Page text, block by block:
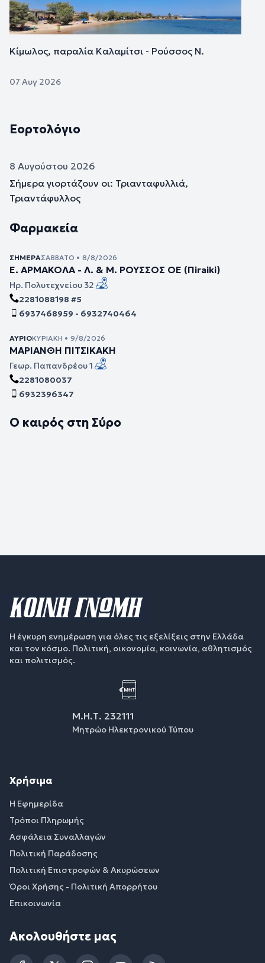
Κίμωλος, παραλία Καλαμίτσι - Ρούσσος Ν.
07 Αυγ 2026
Εορτολόγιο
8 Αυγούστου 2026
Σήμερα γιορτάζουν οι: Τριανταφυλλιά,
Τριαντάφυλλος
Φαρμακεία
ΣΉΜΕΡΑΣΆΒΒΑΤΟ • 8/8/2026
Ε. ΑΡΜΑΚΟΛΑ - Λ. & Μ. ΡΟΥΣΣΟΣ ΟΕ (Πiraiki)
Ηρ. Πολυτεχνείου 32
2281088198 #5
6937468959 - 6932740464
ΑΎΡΙΟΚΥΡΙΑΚΉ • 9/8/2026
ΜΑΡΙΑΝΘΗ ΠΙΤΣΙΚΑΚΗ
Γεωρ. Παπανδρέου 1
2281080037
6932396347
Ο καιρός στη Σύρο
Η έγκυρη ενημέρωση για όλες τις εξελίξεις στην Ελλάδα
και τον κόσμο. Πολιτική, οικονομία, κοινωνία, αθλητισμός
και πολιτισμός.
Μ.Η.Τ. 232111
Μητρώο Ηλεκτρονικού Τύπου
Χρήσιμα
Η Εφημερίδα
Τρόποι Πληρωμής
Ασφάλεια Συναλλαγών
Πολιτική Παράδοσης
Πολιτική Επιστροφών & Ακυρώσεων
Όροι Χρήσης - Πολιτική Απορρήτου
Επικοινωνία
Ακολουθήστε μας